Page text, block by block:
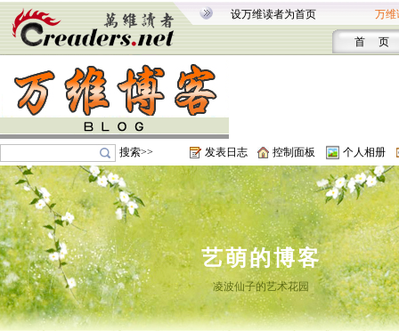
设万维读者为首页 万维
首 页
搜索>> 发表日志 控制面板 个人相册
艺萌的博客
凌波仙子的艺术花园